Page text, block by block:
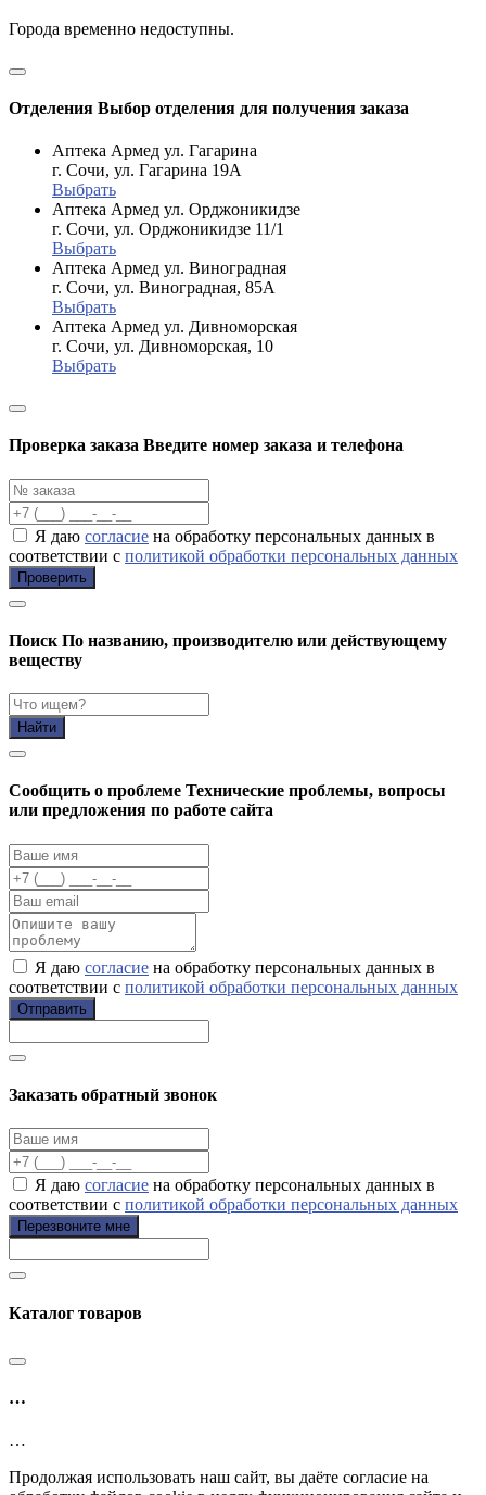
Города временно недоступны.
Отделения Выбор отделения для получения заказа
Аптека Армед ул. Гагарина
г. Сочи, ул. Гагарина 19А
Выбрать
Аптека Армед ул. Орджоникидзе
г. Сочи, ул. Орджоникидзе 11/1
Выбрать
Аптека Армед ул. Виноградная
г. Сочи, ул. Виноградная, 85А
Выбрать
Аптека Армед ул. Дивноморская
г. Сочи, ул. Дивноморская, 10
Выбрать
Проверка заказа Введите номер заказа и телефона
Я даю согласие на обработку персональных данных в
соответствии с политикой обработки персональных данных
Проверить
Поиск По названию, производителю или действующему
веществу
Найти
Cообщить о проблеме Технические проблемы, вопросы
или предложения по работе сайта
Я даю согласие на обработку персональных данных в
соответствии с политикой обработки персональных данных
Отправить
Заказать обратный звонок
Я даю согласие на обработку персональных данных в
соответствии с политикой обработки персональных данных
Перезвоните мне
Каталог товаров
…
…
Продолжая использовать наш сайт, вы даёте согласие на